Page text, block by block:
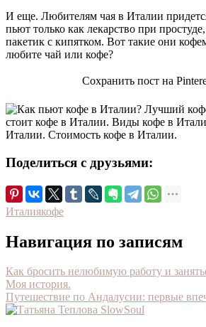
И еще. Любителям чая в Италии
пьют только как лекарство при
пакетик с кипятком. Вот такие они
любите чай или кофе?
Сохранить пост на
Поделиться с друзьями:
Италиякофе
Навигация по записям
Как бросить нелюбимую работу и
Моя история.
Путешествие по Андалусии: первые